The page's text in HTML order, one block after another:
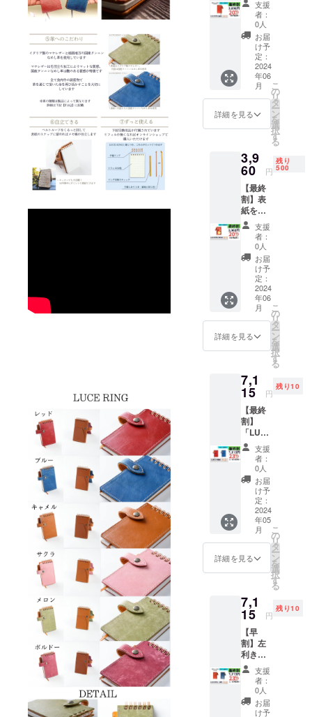
（一般
販売価
格
39,600
円より
13,464
円お
得）
めの
「LUCE
RING
left」１
冊 付属
品：交
換リ
フィル
(50
枚)、ス
ティッ
ク、予
グ、予
備しお
り （一
般販売
価格
4,620円
より924
円お
得）
支援
者：
0人
お届
け予
定：
2024
年06
月
詳細を見る
こ
の
リ
タ
ー
ン
を
選
択
す
る
3,9
60 円
残り
500
【最終
割】表
紙を着
せ替え
出来る
「LUCE
RING
dress」
１冊 付
属品：
交換リ
フィル
(50
枚)、ス
ティッ
ク、予
グ、予
備しお
り、和
柄厚紙1
枚(柄は
ランダ
ム)、白
厚紙2枚
（一般
販売価
格4,950
円より
990円お
得）
支援
者：
0人
お届
け予
定：
2024
年06
月
詳細を見る
こ
の
リ
タ
ー
ン
を
選
択
す
る
7,1
15 円
残り10
【最終
割】
「LUCE
RING」
2冊セッ
ト 付属
品(1冊
につ
き)：交
換リ
フィル
枚)、ス
ティッ
ク、予
備リン
備しお
り （一
般販売
価格
9,240円
より
2,125円
お得）
支援
者：
0人
お届
け予
定：
2024
年05
月
詳細を見る
こ
の
リ
タ
ー
ン
を
選
択
す
る
7,1
15 円
残り10
【早
割】左
利きの
人のた
めの
「LUCE
RING
left」2
支援
者：
0人
お届
け予